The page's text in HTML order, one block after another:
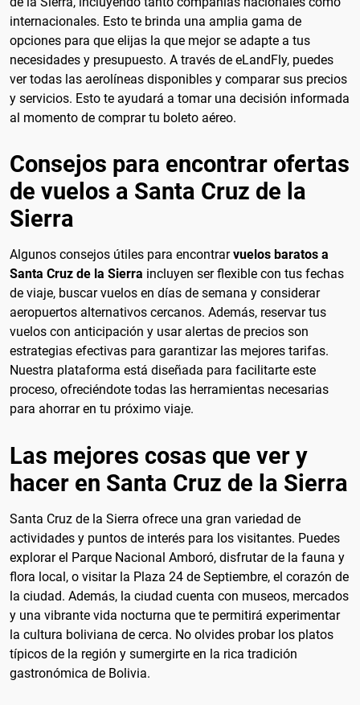
internacionales. Esto te brinda una amplia gama de
opciones para que elijas la que mejor se adapte a tus
necesidades y presupuesto. A través de eLandFly, puedes
ver todas las aerolíneas disponibles y comparar sus precios
y servicios. Esto te ayudará a tomar una decisión informada
al momento de comprar tu boleto aéreo.
Consejos para encontrar ofertas
de vuelos a Santa Cruz de la
Sierra
Algunos consejos útiles para encontrarvuelos baratos a
Santa Cruz de la Sierra incluyen ser flexible con tus fechas
de viaje, buscar vuelos en días de semana y considerar
aeropuertos alternativos cercanos. Además, reservar tus
vuelos con anticipación y usar alertas de precios son
estrategias efectivas para garantizar las mejores tarifas.
Nuestra plataforma está diseñada para facilitarte este
proceso, ofreciéndote todas las herramientas necesarias
para ahorrar en tu próximo viaje.
Las mejores cosas que ver y
hacer en Santa Cruz de la Sierra
Santa Cruz de la Sierra ofrece una gran variedad de
actividades y puntos de interés para los visitantes. Puedes
explorar el Parque Nacional Amboró, disfrutar de la fauna y
flora local, o visitar la Plaza 24 de Septiembre, el corazón de
la ciudad. Además, la ciudad cuenta con museos, mercados
y una vibrante vida nocturna que te permitirá experimentar
la cultura boliviana de cerca. No olvides probar los platos
típicos de la región y sumergirte en la rica tradición
gastronómica de Bolivia.